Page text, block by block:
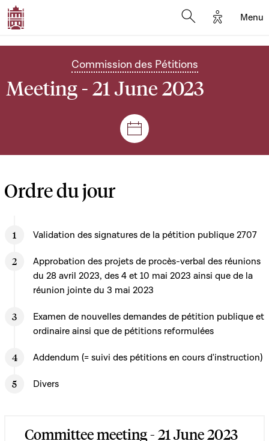
Options
Menu
Commission des Pétitions
Meeting - 21 June 2023
Sessions and meetings
Ordre du jour
Validation des signatures de la pétition publique 2707
Approbation des projets de procès-verbal des réunions
du 28 avril 2023, des 4 et 10 mai 2023 ainsi que de la
réunion jointe du 3 mai 2023
Examen de nouvelles demandes de pétition publique et
ordinaire ainsi que de pétitions reformulées
Addendum (= suivi des pétitions en cours d'instruction)
Divers
Committee meeting - 21 June 2023